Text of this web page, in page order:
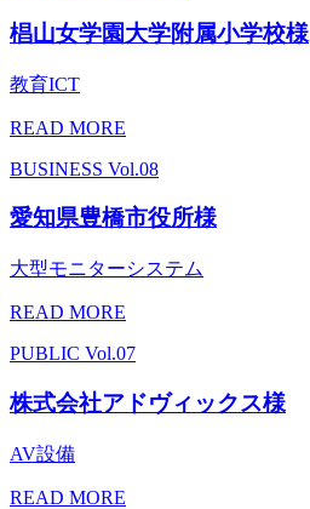
椙山女学園大学附属小学校様
教育ICT
READ MORE
BUSINESS Vol.08
愛知県豊橋市役所様
大型モニターシステム
READ MORE
PUBLIC Vol.07
株式会社アドヴィックス様
AV設備
READ MORE